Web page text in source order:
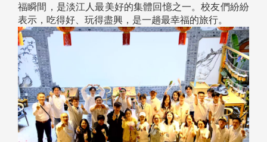
福瞬間，是淡江人最美好的集體回憶之一。校友們紛紛
表示，吃得好、玩得盡興，是一趟最幸福的旅行。